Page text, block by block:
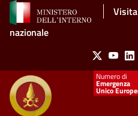
Salta al contenuto principale
nazionale
X
Emergenza
Unico